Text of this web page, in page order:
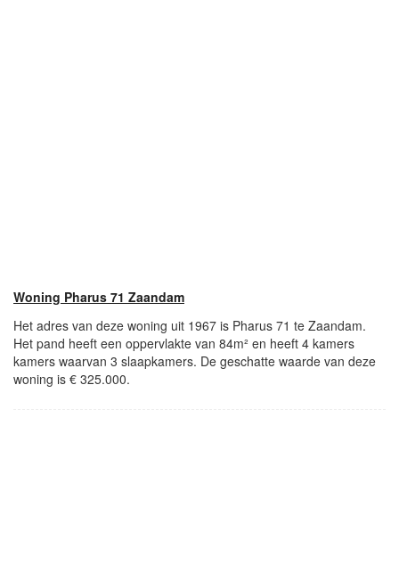
Woning Pharus 71 Zaandam
Het adres van deze woning uit 1967 is Pharus 71 te Zaandam.
Het pand heeft een oppervlakte van 84m² en heeft 4 kamers
kamers waarvan 3 slaapkamers. De geschatte waarde van deze
woning is € 325.000.